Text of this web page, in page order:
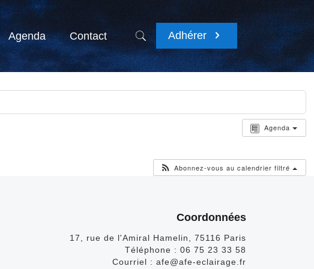
Agenda Contact Adhérer
Agenda
Abonnez-vous au calendrier filtré
Coordonnées
17, rue de l'Amiral Hamelin, 75116 Paris
Téléphone : 06 75 23 33 58
Courriel : afe@afe-eclairage.fr